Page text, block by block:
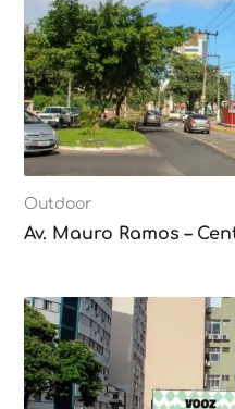
Outdoor
Av. Mauro Ramos –